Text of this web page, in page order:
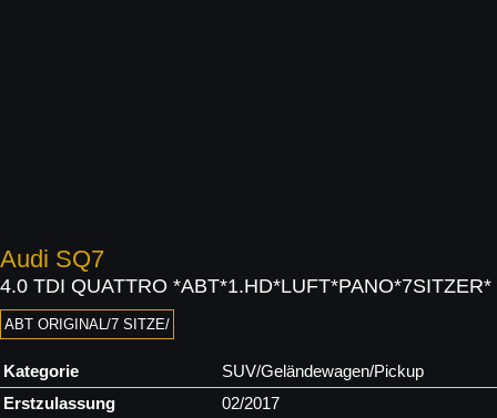
Audi SQ7
4.0 TDI QUATTRO *ABT*1.HD*LUFT*PANO*7SITZER*
ABT ORIGINAL/7 SITZE/
Kategorie
SUV/Geländewagen/Pickup
Erstzulassung
02/2017